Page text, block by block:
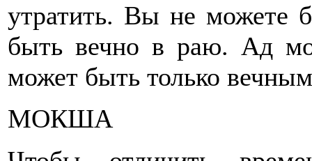
утратить. Вы не можете
быть вечно в раю. Ад
может быть только
МОКША